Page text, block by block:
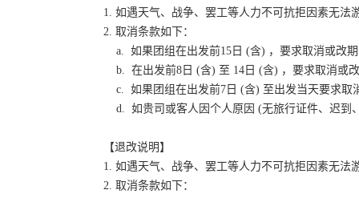
1. 如遇天气、战争、罢工等人力不可抗拒因素无
2. 取消条款如下：
a. 如果团组在出发前15日 (含) ，要求取消或改
b. 在出发前8日 (含) 至 14日 (含) ，要求取消或
c. 如果团组在出发前7日 (含) 至出发当天要求取
d. 如贵司或客人因个人原因 (无旅行证件、迟到
【退改说明】
1. 如遇天气、战争、罢工等人力不可抗拒因素无
2. 取消条款如下：